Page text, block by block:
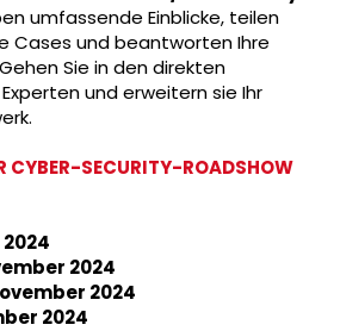
umfassende Einblicke, teilen
Cases und beantworten Ihre
Sie in den direkten
und erweitern sie Ihr
CYBER-SECURITY-ROADSHOW
2024
2024
2024
2024